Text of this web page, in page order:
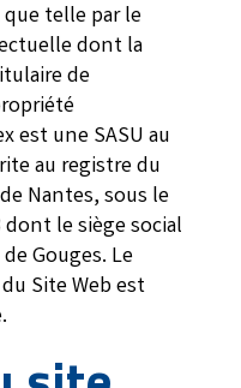
telle par le
dont la
de
est une SASU au
au registre du
Nantes, sous le
dont le siège social
Gouges. Le
Site Web est